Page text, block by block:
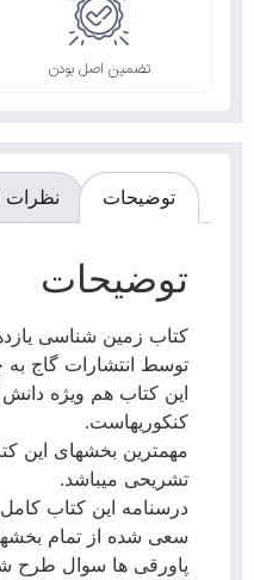
تضمین اصل بودن
توضیحات نظرات
توضیحات
کتاب زمین شناسی
توسط انتشارات گاج
این کتاب هم ویژه
کنکوریهاست.
مهمترین بخشهای این
تشریحی میباشد.
درسنامه این کتاب
سعی شده از تمام
پاورقی ها سوال طرح